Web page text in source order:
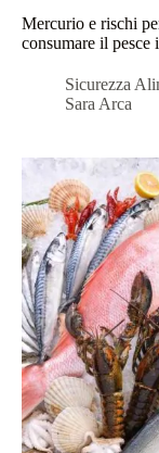
Mercurio e rischi
consumare il pesce
Sicurezza
Sara Arca